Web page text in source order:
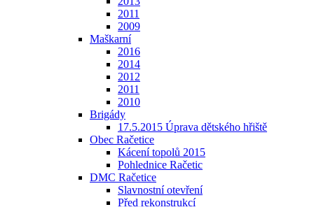
2011
2009
Maškarní
2016
2014
2012
2011
2010
Brigády
17.5.2015 Úprava dětského hřiště
Obec Račetice
Kácení topolů 2015
Pohlednice Račetic
DMC Račetice
Slavnostní otevření
Před rekonstrukcí